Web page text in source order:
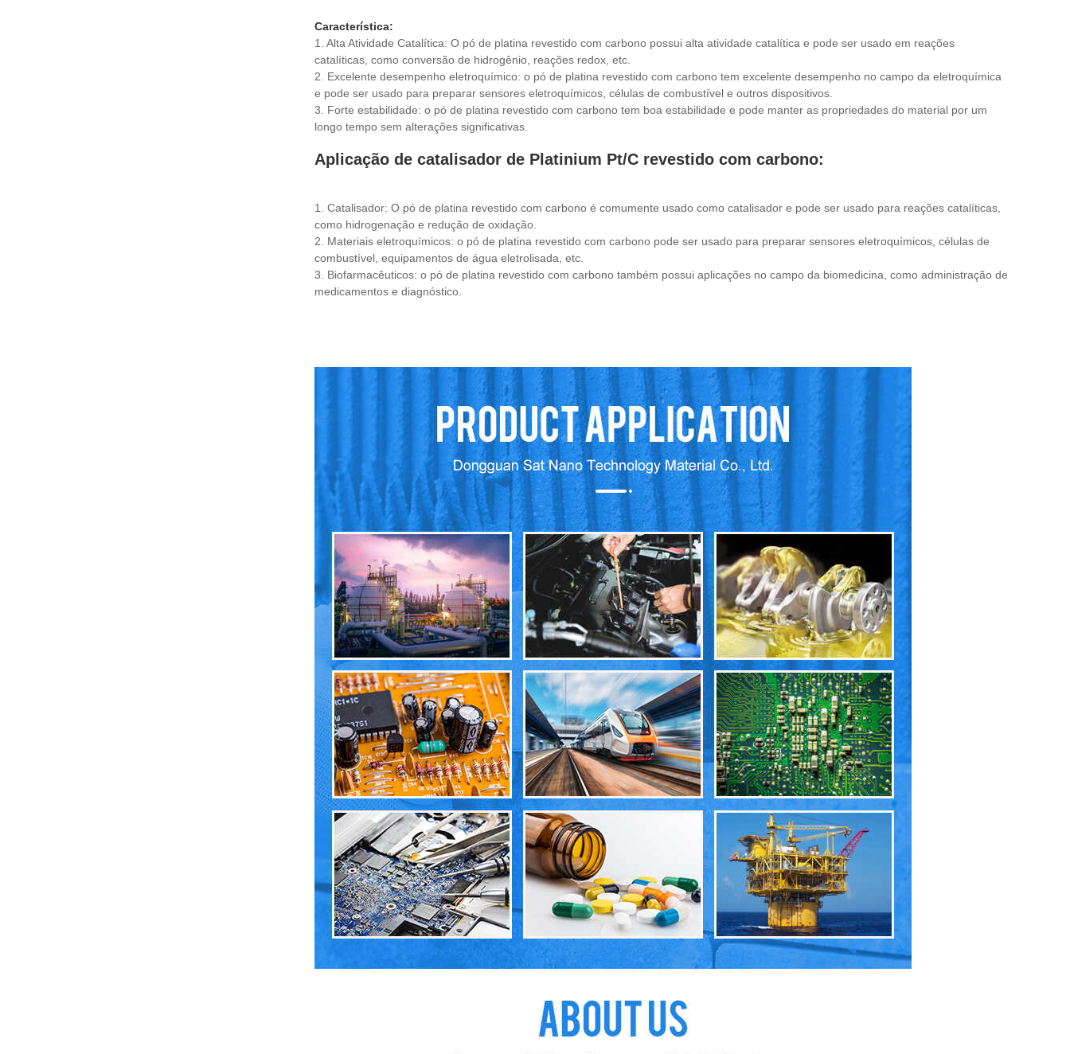
Característica:
1. Alta Atividade Catalítica: O pó de platina revestido com carbono possui alta atividade catalítica e pode ser usado em reações
catalíticas, como conversão de hidrogênio, reações redox, etc.
2. Excelente desempenho eletroquímico: o pó de platina revestido com carbono tem excelente desempenho no campo da eletroquímica
e pode ser usado para preparar sensores eletroquímicos, células de combustível e outros dispositivos.
3. Forte estabilidade: o pó de platina revestido com carbono tem boa estabilidade e pode manter as propriedades do material por um
longo tempo sem alterações significativas.
Aplicação de catalisador de Platinium Pt/C revestido com carbono:
1. Catalisador: O pó de platina revestido com carbono é comumente usado como catalisador e pode ser usado para reações catalíticas,
como hidrogenação e redução de oxidação.
2. Materiais eletroquímicos: o pó de platina revestido com carbono pode ser usado para preparar sensores eletroquímicos, células de
combustível, equipamentos de água eletrolisada, etc.
3. Biofarmacêuticos: o pó de platina revestido com carbono também possui aplicações no campo da biomedicina, como administração de
medicamentos e diagnóstico.